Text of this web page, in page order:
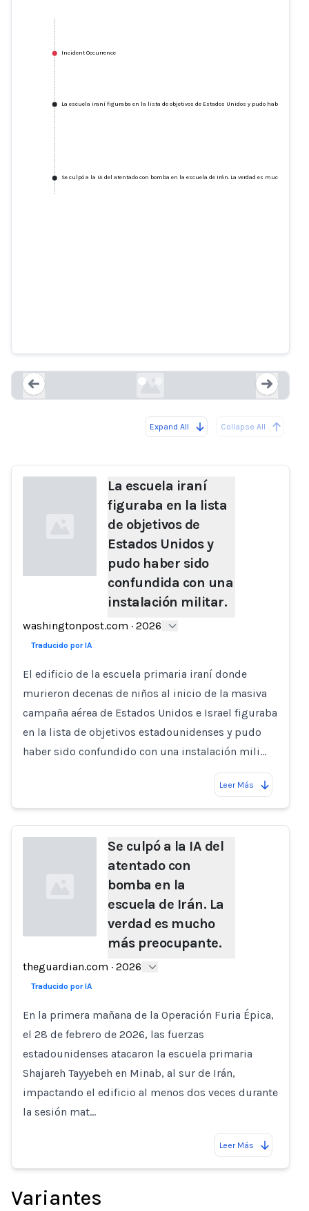
Incident Occurrence
La escuela iraní figuraba en la lista de objetivos de Estados Unidos y pudo haber sido
Se culpó a la IA del atentado con bomba en la escuela de Irán. La verdad es mucho más
Expand All Collapse All
La escuela iraní
figuraba en la lista
de objetivos de
Estados Unidos y
pudo haber sido
confundida con una
instalación militar.
washingtonpost.com · 2026
Traducido por IA
El edificio de la escuela primaria iraní donde
murieron decenas de niños al inicio de la masiva
campaña aérea de Estados Unidos e Israel figuraba
en la lista de objetivos estadounidenses y pudo
haber sido confundido con una instalación mili…
Leer Más
Loading...
Se culpó a la IA del
atentado con
bomba en la
escuela de Irán. La
verdad es mucho
más preocupante.
theguardian.com · 2026
Traducido por IA
En la primera mañana de la Operación Furia Épica,
el 28 de febrero de 2026, las fuerzas
estadounidenses atacaron la escuela primaria
Shajareh Tayyebeh en Minab, al sur de Irán,
impactando el edificio al menos dos veces durante
la sesión mat…
Leer Más
Variantes